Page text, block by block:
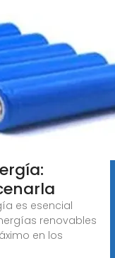
es esencial
renovables
en los